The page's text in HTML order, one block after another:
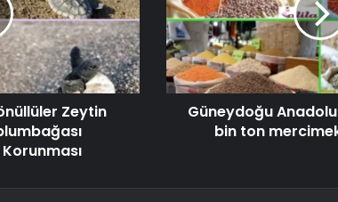
Zeytin
Güneydoğu
bin ton